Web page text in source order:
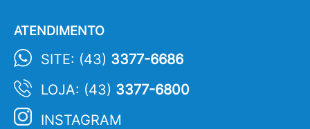
ATENDIMENTO
SITE: (43) 3377-6686
LOJA: (43) 3377-6800
INSTAGRAM